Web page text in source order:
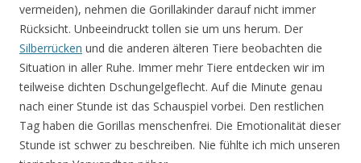
vermeiden), nehmen die Gorillakinder darauf nicht immer
Rücksicht. Unbeeindruckt tollen sie um uns herum. Der
Silberrücken und die anderen älteren Tiere beobachten die
Situation in aller Ruhe. Immer mehr Tiere entdecken wir im
teilweise dichten Dschungelgeflecht. Auf die Minute genau
nach einer Stunde ist das Schauspiel vorbei. Den restlichen
Tag haben die Gorillas menschenfrei. Die Emotionalität dieser
Stunde ist schwer zu beschreiben. Nie fühlte ich mich unseren